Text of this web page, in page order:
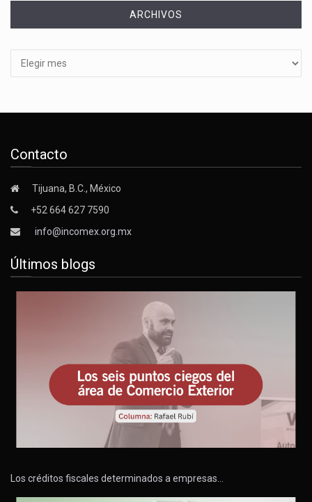
ARCHIVOS
Contacto
Tijuana, B.C., México
+52 664 627 7590
info@incomex.org.mx
Últimos blogs
Los créditos fiscales determinados a empresas…